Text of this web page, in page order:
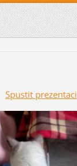
Spustit prezentaci